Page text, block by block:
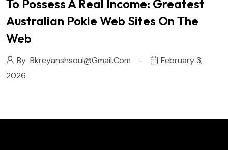
To Possess A Real Income: Greatest
Australian Pokie Web Sites On The
Web
By Bkreyanshsoul@gmail.com
February 3,
2026